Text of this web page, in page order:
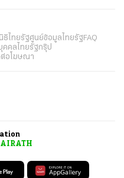
ธิไทยรัฐศูนย์ข้อมูลไทยรัฐFAQ
คลไทยรัฐกรุ๊ป
อโฆษณา